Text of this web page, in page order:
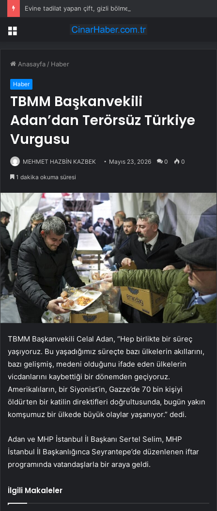
Menü
Anasayfa / Haber
Haber
TBMM Başkanvekili
Adan’dan Terörsüz Türkiye
Vurgusu
MEHMET HAZBİN KAZBEK Mayıs 23, 2026 0 0
1 dakika okuma süresi
TBMM Başkanvekili Celal Adan, “Hep birlikte bir süreç
yaşıyoruz. Bu yaşadığımız süreçte bazı ülkelerin akıllarını,
bazı gelişmiş, medeni olduğunu ifade eden ülkelerin
vicdanlarını kaybettiği bir dönemden geçiyoruz.
Amerikalıların, bir Siyonist’in, Gazze’de 70 bin kişiyi
öldürten bir katilin direktifleri doğrultusunda, bugün yakın
komşumuz bir ülkede büyük olaylar yaşanıyor.” dedi.
Adan ve MHP İstanbul İl Başkanı Sertel Selim, MHP
İstanbul İl Başkanlığınca Seyrantepe’de düzenlenen iftar
programında vatandaşlarla bir araya geldi.
İlgili Makaleler